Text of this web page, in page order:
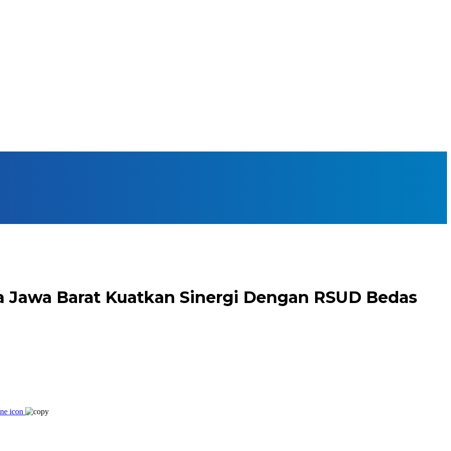
Barat Kuatkan Sinergi Dengan RSUD Bedas